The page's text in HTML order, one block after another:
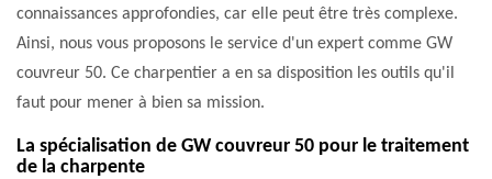
connaissances approfondies, car elle peut être très complexe.
Ainsi, nous vous proposons le service d'un expert comme GW
couvreur 50. Ce charpentier a en sa disposition les outils qu'il
faut pour mener à bien sa mission.
La spécialisation de GW couvreur 50 pour le traitement
de la charpente